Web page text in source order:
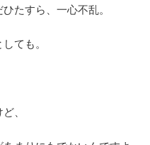
たすら、一心不乱。
ても。
、